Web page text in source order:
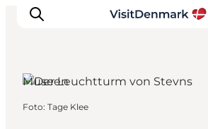
Museen
Foto: Tage Klee